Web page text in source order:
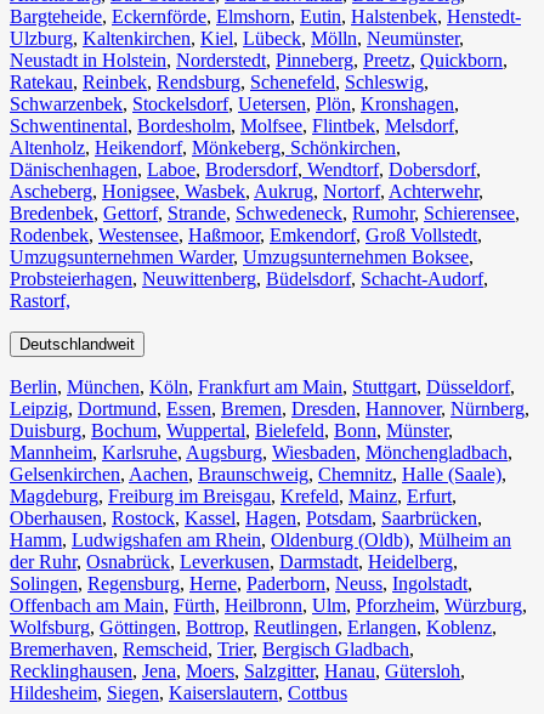
Bargteheide, Eckernförde, Elmshorn, Eutin, Halstenbek, Henstedt-
Ulzburg, Kaltenkirchen, Kiel, Lübeck, Mölln, Neumünster,
Neustadt in Holstein, Norderstedt, Pinneberg, Preetz, Quickborn,
Ratekau, Reinbek, Rendsburg, Schenefeld, Schleswig,
Schwarzenbek, Stockelsdorf, Uetersen, Plön, Kronshagen,
Schwentinental, Bordesholm, Molfsee, Flintbek, Melsdorf,
Altenholz, Heikendorf, Mönkeberg, Schönkirchen,
Dänischenhagen, Laboe, Brodersdorf, Wendtorf, Dobersdorf,
Ascheberg, Honigsee, Wasbek, Aukrug, Nortorf, Achterwehr,
Bredenbek, Gettorf, Strande, Schwedeneck, Rumohr, Schierensee,
Rodenbek, Westensee, Haßmoor, Emkendorf, Groß Vollstedt,
Umzugsunternehmen Warder, Umzugsunternehmen Boksee,
Probsteierhagen, Neuwittenberg, Büdelsdorf, Schacht-Audorf,
Rastorf,
Deutschlandweit
Berlin⁠, München, Köln⁠, Frankfurt am Main, Stuttgart, Düsseldorf,
Leipzig, Dortmund, Essen, Bremen, Dresden, Hannover, Nürnberg,
Duisburg⁠, Bochum, Wuppertal⁠, Bielefeld⁠, Bonn⁠, Münster⁠,
Mannheim, Karlsruhe, Augsburg, Wiesbaden⁠, Mönchengladbach⁠,
Gelsenkirchen⁠, Aachen⁠, Braunschweig, Chemnitz⁠, Halle (Saale)⁠,
Magdeburg, Freiburg im Breisgau⁠, Krefeld⁠, Mainz⁠, Erfurt,
Oberhausen⁠, Rostock⁠, Kassel⁠, Hagen, Potsdam, Saarbrücken⁠,
Hamm, Ludwigshafen am Rhein⁠, Oldenburg (Oldb), Mülheim an
der Ruhr, Osnabrück⁠, Leverkusen, Darmstadt⁠, Heidelberg,
Solingen, Regensburg, Herne⁠, Paderborn, Neuss, Ingolstadt,
Offenbach am Main, Fürth⁠, Heilbronn, Ulm⁠, Pforzheim, Würzburg,
Wolfsburg⁠, Göttingen, Bottrop, Reutlingen, Erlangen⁠, Koblenz,
Bremerhaven⁠, Remscheid, Trier⁠, Bergisch Gladbach,
Recklinghausen, Jena⁠, Moers⁠, Salzgitter⁠, Hanau, Gütersloh,
Hildesheim⁠, Siegen⁠, Kaiserslautern⁠, Cottbus⁠